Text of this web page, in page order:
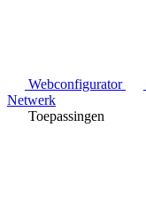
Webconfigurator
Netwerk
Toepassingen